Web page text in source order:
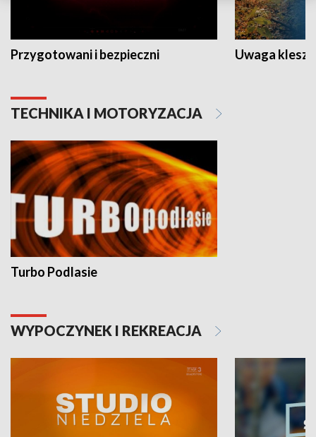
Przygotowani i bezpieczni Uwaga
TECHNIKA I MOTORYZACJA
Turbo Podlasie
WYPOCZYNEK I REKREACJA